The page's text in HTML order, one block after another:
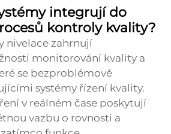
integrují do
kontroly kvality?
nivelace zahrnují
monitorování kvality a
se bezproblémově
systémy řízení kvality.
v reálném čase poskytují
vazbu o rovnosti a